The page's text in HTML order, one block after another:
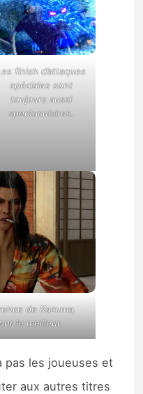
finish d’attaques
spéciales sont
toujours aussi
spectaculaires.
de Kazuma,
le meilleur.
pas les joueuses et
aux autres titres